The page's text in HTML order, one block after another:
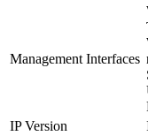
Management Interfaces
IP Version